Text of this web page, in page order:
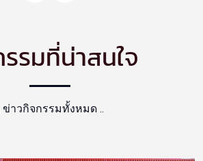
รมที่น่าสนใจ
ข่าวกิจกรรมทั้งหมด ..